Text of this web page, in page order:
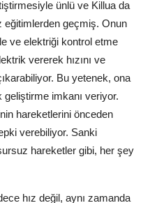
ünlü ve Killua da
eğitimlerden geçmiş. Onun
ve elektriği kontrol etme
vererek hızını ve
Bu yetenek, ona
geliştirme imkanı veriyor.
hareketlerini önceden
verebiliyor. Sanki
hareketler gibi, her şey
hız değil, aynı zamanda